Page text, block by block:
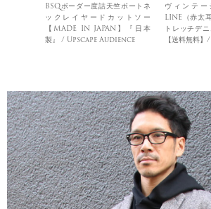
BSQボーダー度詰天竺ボートネ
ックレイヤードカットソー
【MADE IN JAPAN】『日本
製』 / Upscape Audience
ヴィンテ
LINE（赤太
トレッチデ
【送料無料